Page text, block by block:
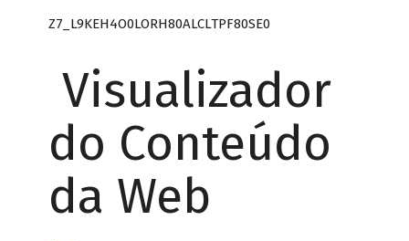
Z7_L9KEH4O0LORH80ALCLTPF80SE0
Visualizador
do Conteúdo
da Web